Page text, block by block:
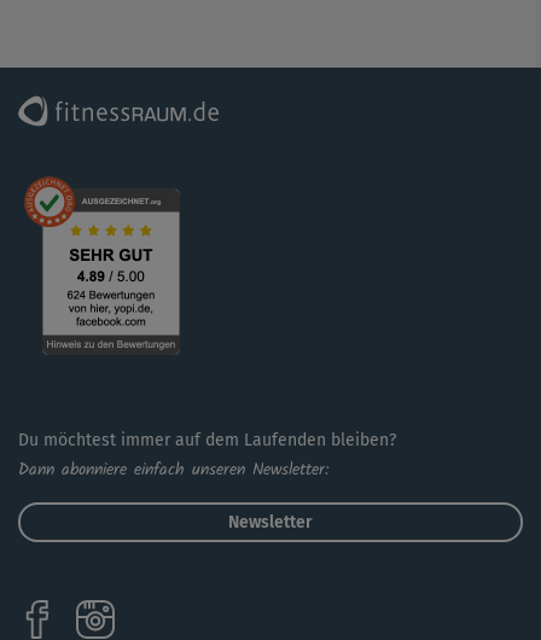
Du möchtest immer auf dem Laufenden bleiben?
Dann abonniere einfach unseren Newsletter:
Newsletter